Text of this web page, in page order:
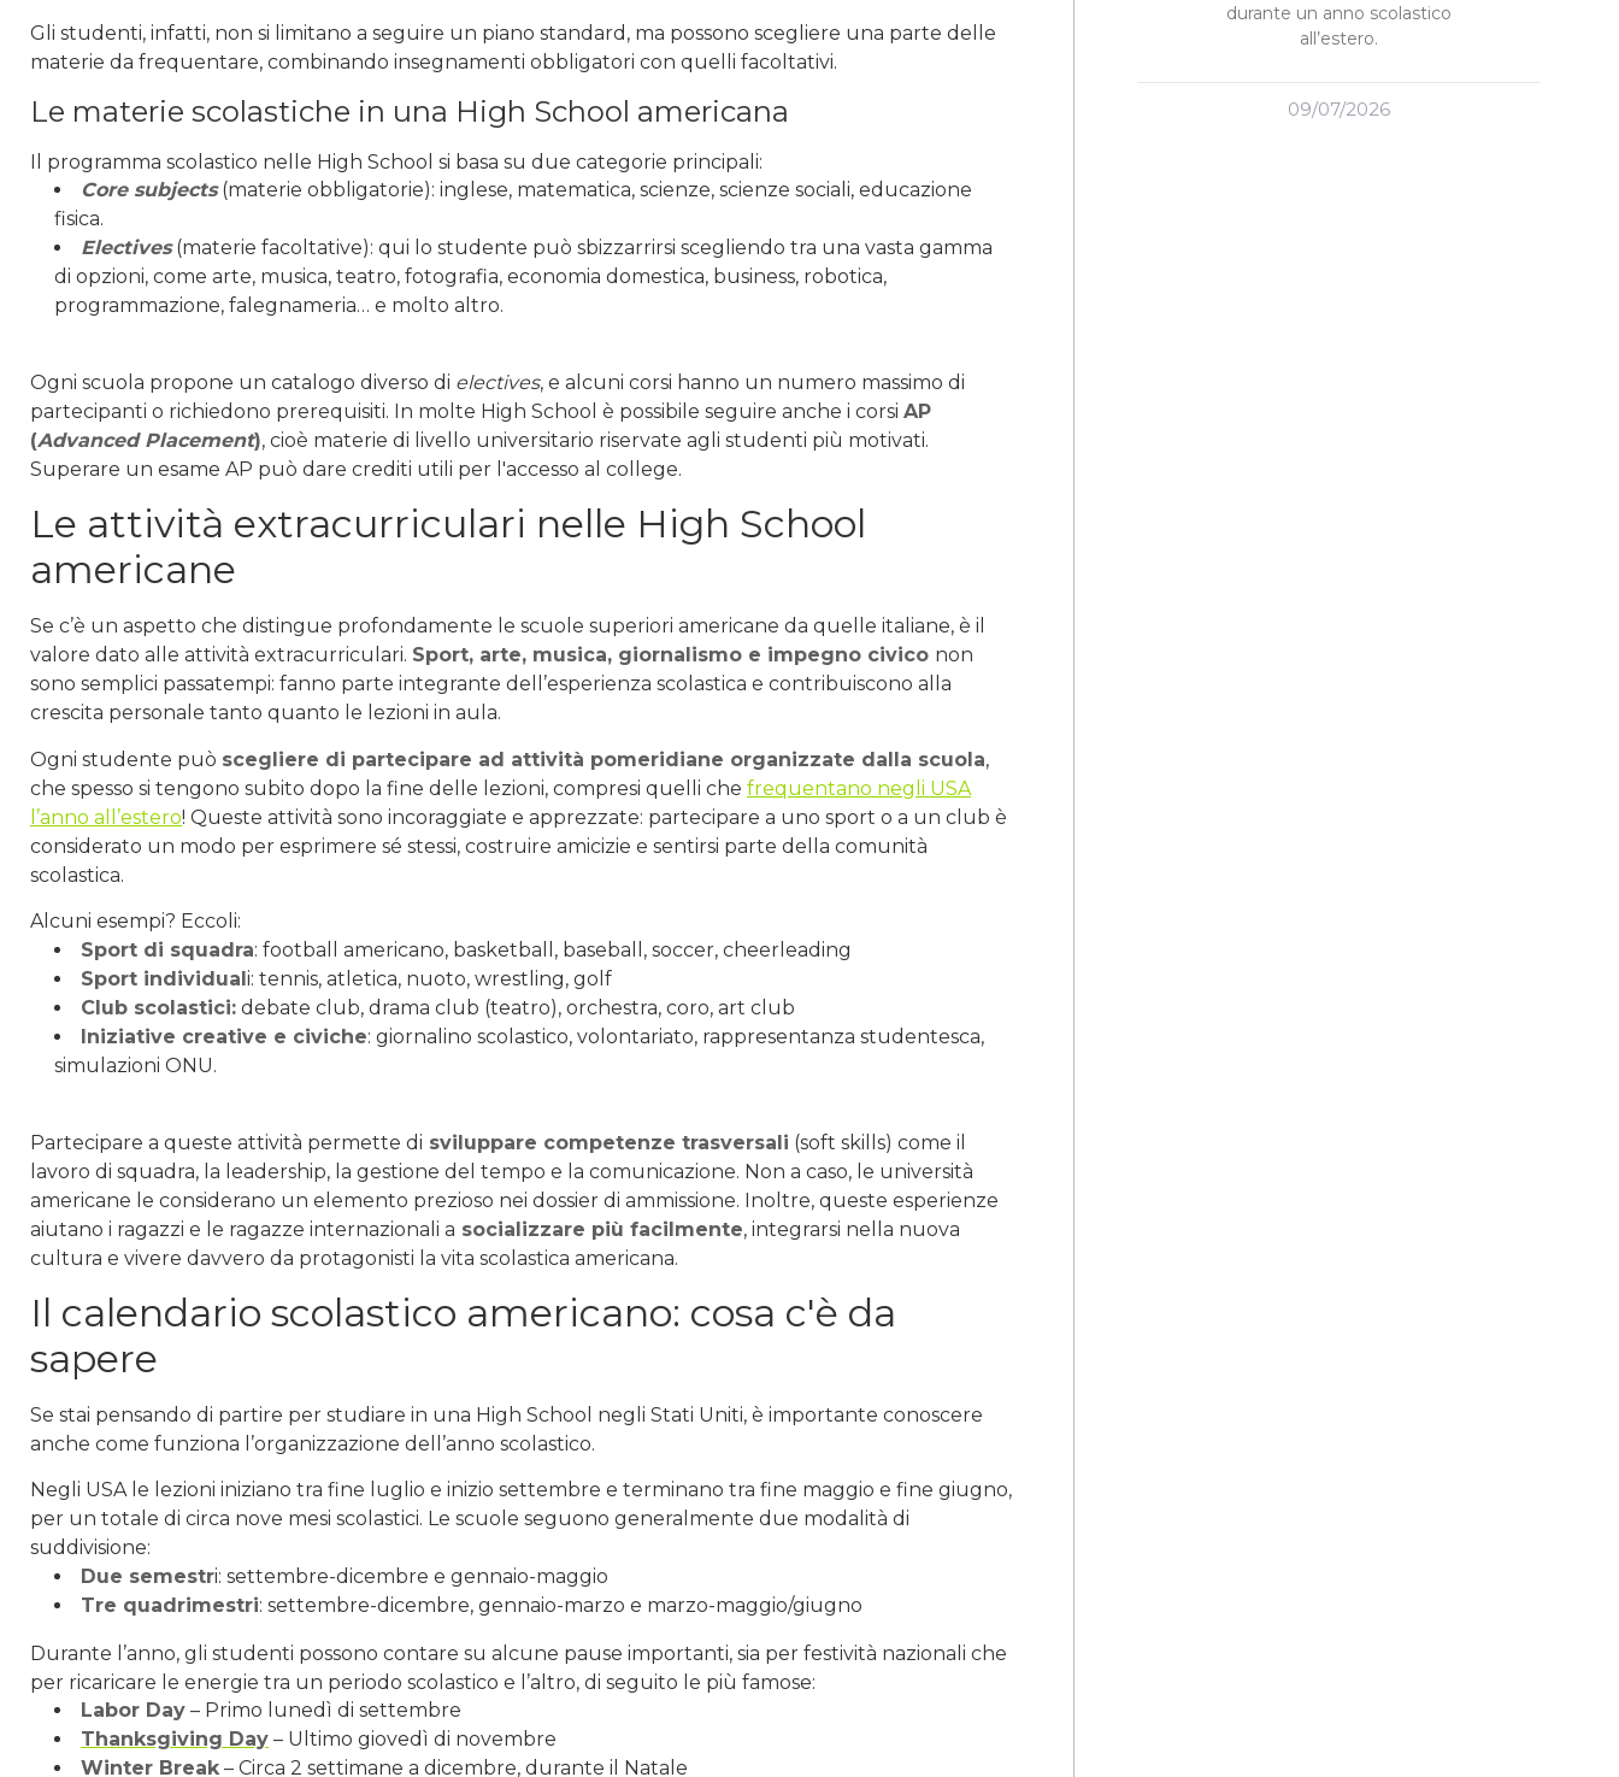
Gli studenti, infatti, non si limitano a seguire un piano standard, ma possono scegliere una parte delle
materie da frequentare, combinando insegnamenti obbligatori con quelli facoltativi.
Le materie scolastiche in una High School americana
Il programma scolastico nelle High School si basa su due categorie principali:
Core subjects(materie obbligatorie): inglese, matematica, scienze, scienze sociali, educazione
fisica.
Electives(materie facoltative): qui lo studente può sbizzarrirsi scegliendo tra una vasta gamma
di opzioni, come arte, musica, teatro, fotografia, economia domestica, business, robotica,
programmazione, falegnameria… e molto altro.
Ogni scuola propone un catalogo diverso di electives, e alcuni corsi hanno un numero massimo di
partecipanti o richiedono prerequisiti. In molte High School è possibile seguire anche i corsi AP
(Advanced Placement), cioè materie di livello universitario riservate agli studenti più motivati.
Superare un esame AP può dare crediti utili per l'accesso al college.
Le attività extracurriculari nelle High School
americane
Se c’è un aspetto che distingue profondamente le scuole superiori americane da quelle italiane, è il
valore dato alle attività extracurriculari. Sport, arte, musica, giornalismo e impegno civico non
sono semplici passatempi: fanno parte integrante dell’esperienza scolastica e contribuiscono alla
crescita personale tanto quanto le lezioni in aula.
Ogni studente può scegliere di partecipare ad attività pomeridiane organizzate dalla scuola,
che spesso si tengono subito dopo la fine delle lezioni, compresi quelli che frequentano negli USA
l’anno all’estero! Queste attività sono incoraggiate e apprezzate: partecipare a uno sport o a un club è
considerato un modo per esprimere sé stessi, costruire amicizie e sentirsi parte della comunità
scolastica.
Alcuni esempi? Eccoli:
Sport di squadra: football americano, basketball, baseball, soccer, cheerleading
Sport individuali: tennis, atletica, nuoto, wrestling, golf
Club scolastici: debate club, drama club (teatro), orchestra, coro, art club
Iniziative creative e civiche: giornalino scolastico, volontariato, rappresentanza studentesca,
simulazioni ONU.
Partecipare a queste attività permette di sviluppare competenze trasversali (soft skills) come il
lavoro di squadra, la leadership, la gestione del tempo e la comunicazione. Non a caso, le università
americane le considerano un elemento prezioso nei dossier di ammissione. Inoltre, queste esperienze
aiutano i ragazzi e le ragazze internazionali a socializzare più facilmente, integrarsi nella nuova
cultura e vivere davvero da protagonisti la vita scolastica americana.
Il calendario scolastico americano: cosa c'è da
sapere
Se stai pensando di partire per studiare in una High School negli Stati Uniti, è importante conoscere
anche come funziona l’organizzazione dell’anno scolastico.
Negli USA le lezioni iniziano tra fine luglio e inizio settembre e terminano tra fine maggio e fine giugno,
per un totale di circa nove mesi scolastici. Le scuole seguono generalmente due modalità di
suddivisione:
Due semestri: settembre-dicembre e gennaio-maggio
Tre quadrimestri: settembre-dicembre, gennaio-marzo e marzo-maggio/giugno
Durante l’anno, gli studenti possono contare su alcune pause importanti, sia per festività nazionali che
per ricaricare le energie tra un periodo scolastico e l’altro, di seguito le più famose:
Labor Day – Primo lunedì di settembre
Thanksgiving Day – Ultimo giovedì di novembre
Winter Break– Circa 2 settimane a dicembre, durante il Natale
durante un anno scolastico
all’estero.
09/07/2026